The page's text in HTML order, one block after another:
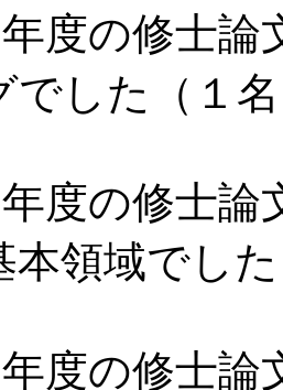
年度の修士
でした（１
年度の修士
本領域でし
年度の修士